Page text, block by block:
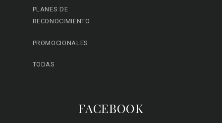
PLANES DE
RECONOCIMIENTO
PROMOCIONALES
TODAS
FACEBOOK